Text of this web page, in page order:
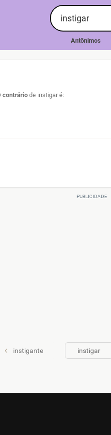
Antônimos
contrário de instigar é:
instigante instigar